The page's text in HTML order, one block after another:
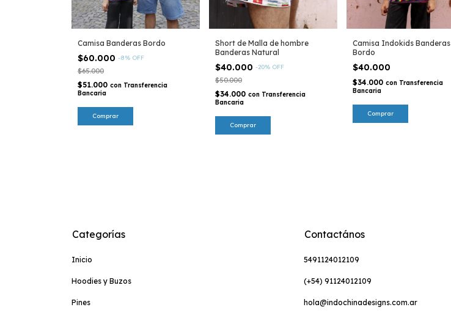
Camisa Banderas Bordo
$60.000 -8% OFF
$65.000
$51.000 con Transferencia
Bancaria
Comprar
Short de Malla de hombre
Banderas Natural
$40.000 -20% OFF
$50.000
$34.000 con Transferencia
Bancaria
Comprar
Camisa Indokids Banderas
Bordo
$40.000
$34.000 con Transferencia
Bancaria
Comprar
Categorías
Inicio
Hoodies y Buzos
Pines
Contactános
5491124012109
(+54) 91124012109
hola@indochinadesigns.com.ar